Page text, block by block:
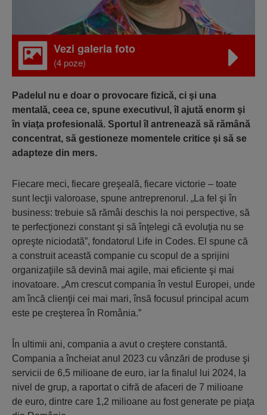
Vezi galeria foto
(4 poze)
Padelul nu e doar o provocare fizică, ci şi una
mentală, ceea ce, spune executivul, îl ajută enorm şi
în viaţa profesională. Sportul îl antrenează să rămână
concentrat, să gestioneze momentele critice şi să se
adapteze din mers.
Fiecare meci, fiecare greşeală, fiecare victorie – toate
sunt lecţii valoroase, spune antreprenorul. „La fel şi în
business: trebuie să rămâi deschis la noi perspective, să
te perfecţionezi constant şi să înţelegi că evoluţia nu se
opreşte niciodată”, fondatorul Life in Codes. El spune că
a construit această companie cu scopul de a sprijini
organizaţiile să devină mai agile, mai eficiente şi mai
inovatoare. „Am crescut compania în vestul Europei, unde
am încă clienţii cei mai mari, însă focusul principal acum
este pe creşterea în România.”
În ultimii ani, compania a avut o creştere constantă.
Compania a încheiat anul 2023 cu vânzări de produse şi
servicii de 6,5 milioane de euro, iar la finalul lui 2024, la
nivel de grup, a raportat o cifră de afaceri de 7 milioane
de euro, dintre care 1,2 milioane au fost generate pe piaţa